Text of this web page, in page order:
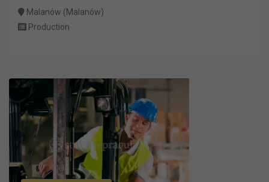
Malanów (Malanów)
Production